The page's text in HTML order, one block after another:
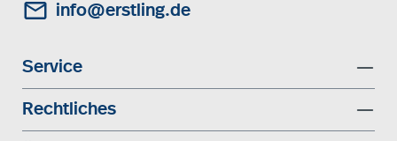
info@erstling.de
Service
Rechtliches